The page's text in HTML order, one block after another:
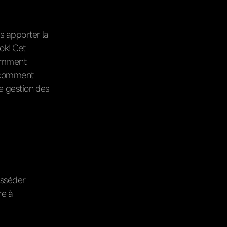
apporter la
Cet
gestion des
à